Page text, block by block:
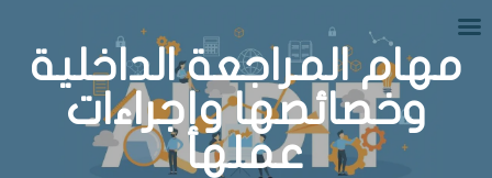
مهام المراجعة الداخلية
وخصائصها وإجراءات
عملها